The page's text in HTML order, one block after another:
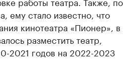
ему стало известно, что
кинотеатра «Пионер», в
разместить театр,
2021 годов на 2022-2023